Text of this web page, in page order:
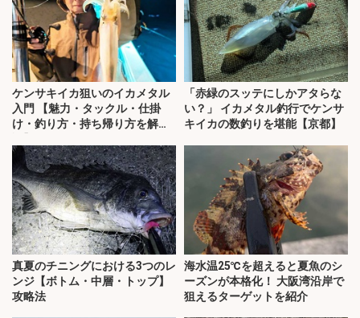
ケンサキイカ狙いのイカメタル
入門 【魅力・タックル・仕掛
け・釣り方・持ち帰り方を解
「赤緑のスッテにしかアタらな
い？」 イカメタル釣行でケンサ
キイカの数釣りを堪能【京都】
真夏のチニングにおける3つのレ
ンジ【ボトム・中層・トップ】
攻略法
海水温25℃を超えると夏魚のシ
ーズンが本格化！ 大阪湾沿岸で
狙えるターゲットを紹介